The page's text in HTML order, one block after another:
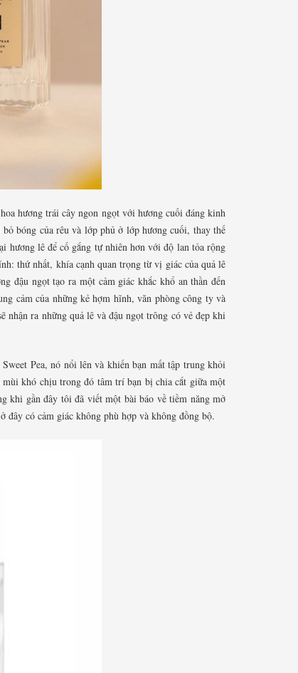
hương trái cây ngon ngọt với hương cuối đáng kinh
bóng của rêu và lớp phủ ở lớp hương cuối, thay thế
hương lê để cố gắng tự nhiên hơn với độ lan tỏa rộng
thứ nhất, khía cạnh quan trọng từ vị giác của quả lê
đậu ngọt tạo ra một cảm giác khắc khổ an thần đến
cảm của những kẻ hợm hĩnh, văn phòng công ty và
ra những quả lê và đậu ngọt trông có vẻ đẹp khi
Pea, nó nổi lên và khiến bạn mất tập trung khỏi
khó chịu trong đó tâm trí bạn bị chia cắt giữa một
khi gần đây tôi đã viết một bài báo về tiềm năng mở
có cảm giác không phù hợp và không đồng bộ.